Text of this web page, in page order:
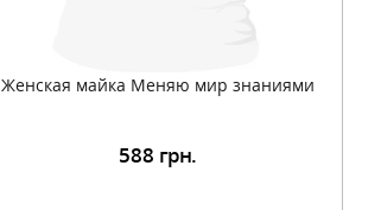
Женская майка Меняю мир знаниями
588 грн.